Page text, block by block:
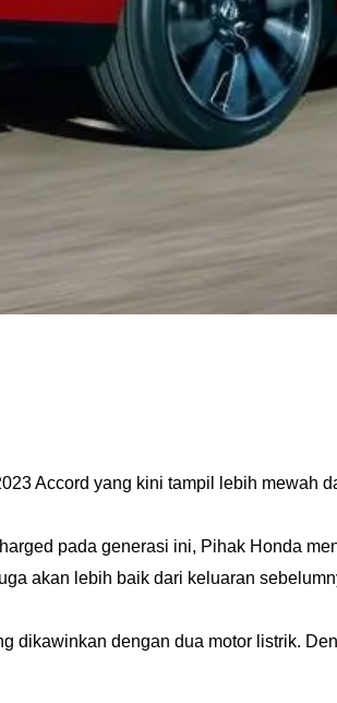
Accord yang kini tampil lebih mewah
pada generasi ini, Pihak Honda
akan lebih baik dari keluaran
dikawinkan dengan dua motor listrik.